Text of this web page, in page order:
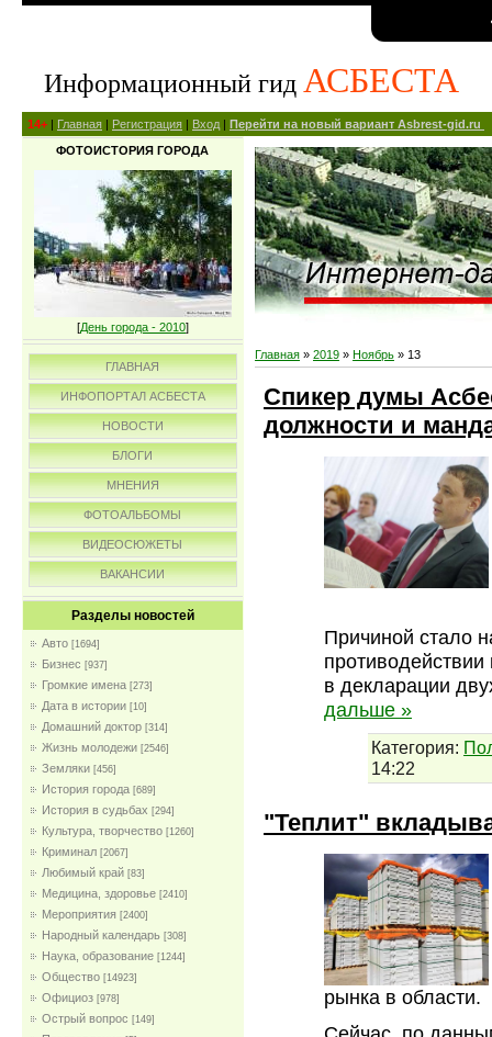
Информационный гид АСБЕСТА
14+ | Главная | Регистрация | Вход | Перейти на новый вариант Asbrest-gid.ru
ФОТОИСТОРИЯ ГОРОДА
[День города - 2010]
ГЛАВНАЯ
ИНФОПОРТАЛ АСБЕСТА
НОВОСТИ
БЛОГИ
МНЕНИЯ
ФОТОАЛЬБОМЫ
ВИДЕОСЮЖЕТЫ
ВАКАНСИИ
Разделы новостей
Авто [1694]
Бизнес [937]
Громкие имена [273]
Дата в истории [10]
Домашний доктор [314]
Жизнь молодежи [2546]
Земляки [456]
История города [689]
История в судьбах [294]
Культура, творчество [1260]
Криминал [2067]
Любимый край [83]
Медицина, здоровье [2410]
Мероприятия [2400]
Народный календарь [308]
Наука, образование [1244]
Общество [14923]
Официоз [978]
Острый вопрос [149]
Главная » 2019 » Ноябрь » 13
Спикер думы
должности и
Причиной стало
в декларации
дальше »
Категория:
14:22
"Теплит"
рынка в области.